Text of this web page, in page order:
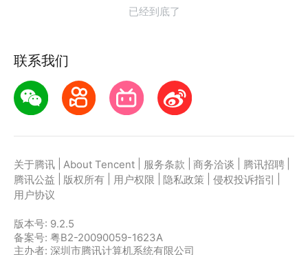
已经到底了
联系我们
关于腾讯 About Tencent 服务条款 商务洽谈 腾讯招聘
腾讯公益
版权所有 用户权限 隐私政策 侵权投诉指引
用户协议
版本号: 9.2.5
备案号: 粤B2-20090059-1623A
主办者: 深圳市腾讯计算机系统有限公司